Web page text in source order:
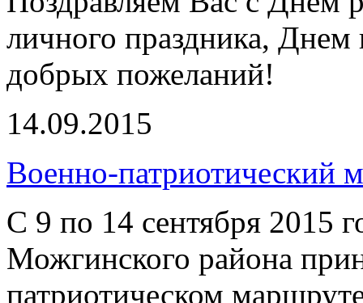
личного праздника, Днем
добрых пожеланий!
14.09.2015
Военно-патриотический
С 9 по 14 сентября 2015
Можгинского района
патриотическом